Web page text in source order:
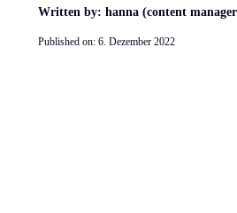
Written by: hanna (content
Published on: 6. Dezember 2022